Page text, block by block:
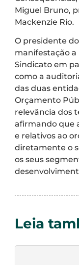
Miguel Bruno,
Mackenzie Rio.
O presidente
manifestação a
Sindicato em
como a
das duas
Orçamento
relevância dos
afirmando que
e relativos ao
diretamente o
os seus
Leia